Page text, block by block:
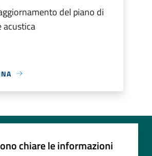
del piano di
acustica
chiare le informazioni